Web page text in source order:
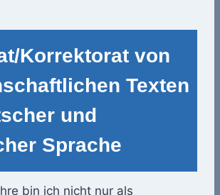
Korrektorat von
Texten
und
Sprache
bin ich nicht nur als